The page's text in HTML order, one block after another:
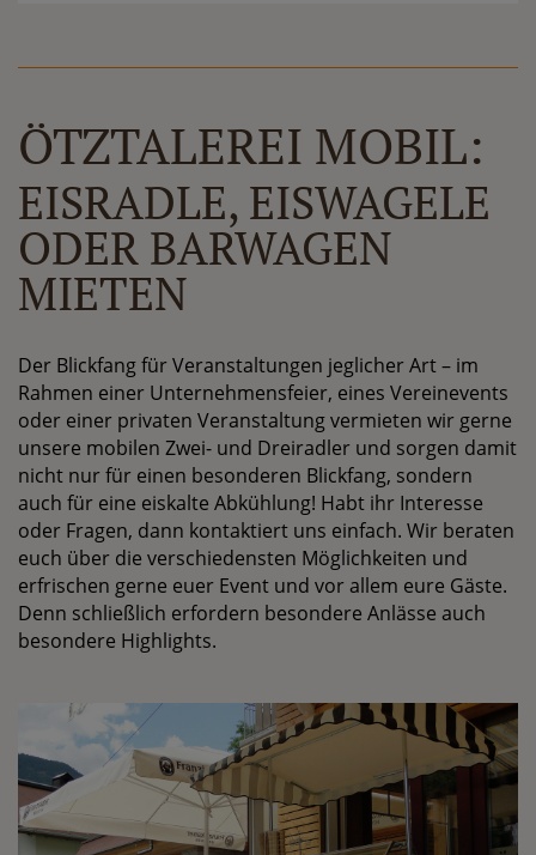
ÖTZTALEREI MOBIL:
EISRADLE, EISWAGELE
ODER BARWAGEN
MIETEN
Der Blickfang für Veranstaltungen jeglicher Art – im
Rahmen einer Unternehmensfeier, eines Vereinevents
oder einer privaten Veranstaltung vermieten wir gerne
unsere mobilen Zwei- und Dreiradler und sorgen damit
nicht nur für einen besonderen Blickfang, sondern
auch für eine eiskalte Abkühlung! Habt ihr Interesse
oder Fragen, dann kontaktiert uns einfach. Wir beraten
euch über die verschiedensten Möglichkeiten und
erfrischen gerne euer Event und vor allem eure Gäste.
Denn schließlich erfordern besondere Anlässe auch
besondere Highlights.